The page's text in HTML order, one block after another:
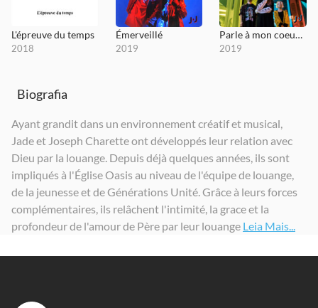
L'épreuve du temps
2018
Émerveillé
2019
Parle à mon coeur - Single
2019
2021 2022
Biografia
Ayant grandit dans un environnement créatif et musical,
Jade et Joseph Charette ont développés leur relation avec
Dieu par la louange. Depuis déjà quelques années, ils sont
impliqués à l'Église Oasis au niveau de l'équipe de louange,
de la jeunesse et de Générations Unité. Grâce à leurs forces
complémentaires, ils relâchent l'intimité, la grace et la
profondeur de l'amour de Père par leur louange Leia Mais...